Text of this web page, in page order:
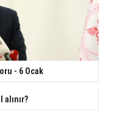
- 6 Ocak
alınır?